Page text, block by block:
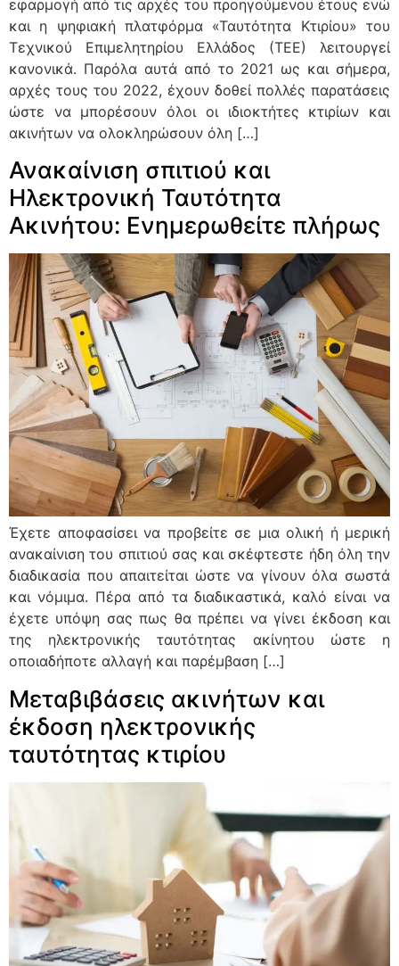
εφαρμογή από τις αρχές του προηγούμενου έτους ενώ
και η ψηφιακή πλατφόρμα «Ταυτότητα Κτιρίου» του
Τεχνικού Επιμελητηρίου Ελλάδος (ΤΕΕ) λειτουργεί
κανονικά. Παρόλα αυτά από το 2021 ως και σήμερα,
αρχές τους του 2022, έχουν δοθεί πολλές παρατάσεις
ώστε να μπορέσουν όλοι οι ιδιοκτήτες κτιρίων και
ακινήτων να ολοκληρώσουν όλη […]
Ανακαίνιση σπιτιού και
Ηλεκτρονική Ταυτότητα
Ακινήτου: Ενημερωθείτε πλήρως
Έχετε αποφασίσει να προβείτε σε μια ολική ή μερική
ανακαίνιση του σπιτιού σας και σκέφτεστε ήδη όλη την
διαδικασία που απαιτείται ώστε να γίνουν όλα σωστά
και νόμιμα. Πέρα από τα διαδικαστικά, καλό είναι να
έχετε υπόψη σας πως θα πρέπει να γίνει έκδοση και
της ηλεκτρονικής ταυτότητας ακίνητου ώστε η
οποιαδήποτε αλλαγή και παρέμβαση […]
Μεταβιβάσεις ακινήτων και
έκδοση ηλεκτρονικής
ταυτότητας κτιρίου